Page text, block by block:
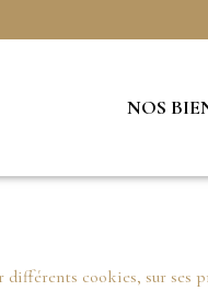
NOS
cookies, sur ses